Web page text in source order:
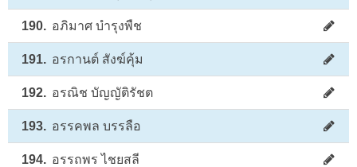
190. อภิมาศ บำรุงพืช
191. อรกานต์ สังฆ์คุ้ม
192. อรณิช บัญญัติรัชต
193. อรรคพล บรรลือ
194. อรรถพร ไชยสลี